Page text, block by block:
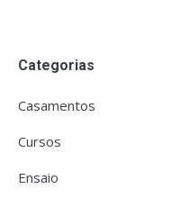
Categorias
Casamentos
Cursos
Ensaio